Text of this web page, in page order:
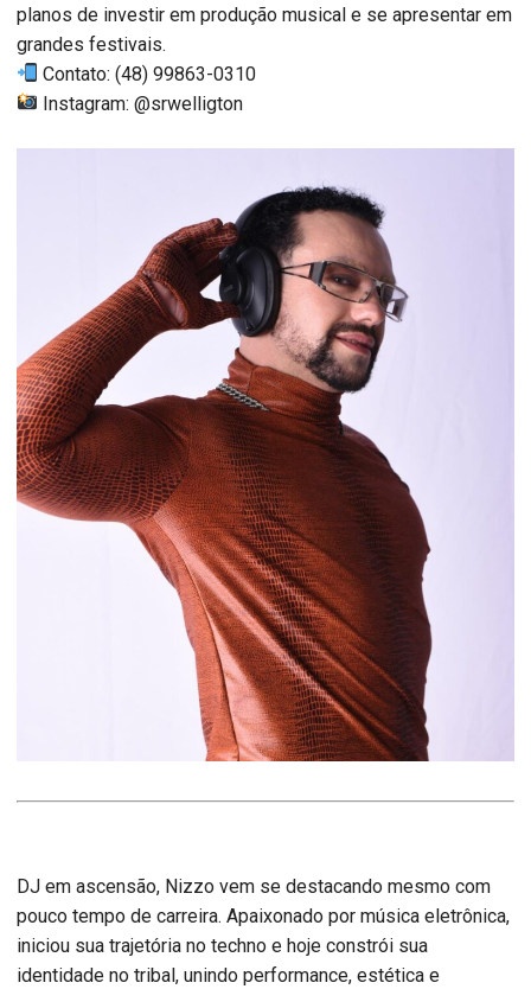
planos de investir em produção musical e se apresentar em
grandes festivais.
Contato: (48) 99863-0310
Instagram: @srwelligton
DJ em ascensão, Nizzo vem se destacando mesmo com
pouco tempo de carreira. Apaixonado por música eletrônica,
iniciou sua trajetória no techno e hoje constrói sua
identidade no tribal, unindo performance, estética e